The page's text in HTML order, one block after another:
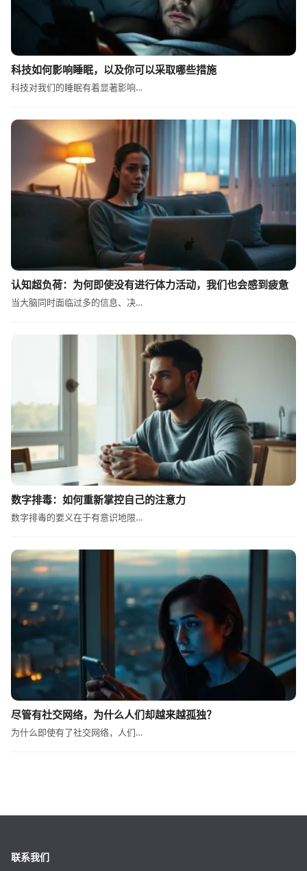
科技如何影响睡眠，以及你可以采取哪些措施
科技对我们的睡眠有着显著影响…
认知超负荷：为何即使没有进行体力活动，我们也会感到疲惫
当大脑同时面临过多的信息、决…
数字排毒：如何重新掌控自己的注意力
数字排毒的要义在于有意识地限…
尽管有社交网络，为什么人们却越来越孤独？
为什么即使有了社交网络，人们…
联系我们